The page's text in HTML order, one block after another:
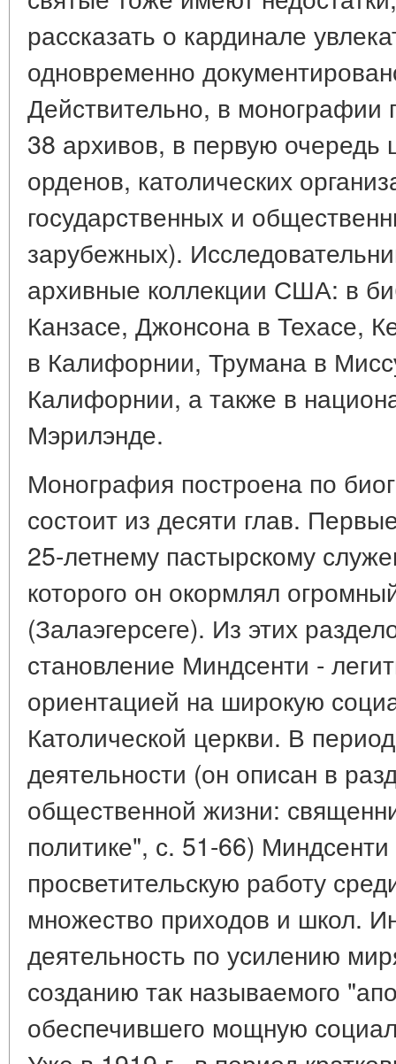
рассказать о кардинале
одновременно
Действительно, в
38 архивов, в первую очередь
орденов, католических
государственных и
зарубежных).
архивные коллекции США: в
Канзасе, Джонсона в Техасе,
в Калифорнии, Трумана в
Калифорнии, а также в
Мэрилэнде.
Монография построена по
состоит из десяти глав.
25-летнему пастырскому
которого он окормлял
(Залаэгерсеге). Из этих
становление Миндсенти -
ориентацией на широкую
Католической церкви. В
деятельности (он описан в
общественной жизни:
политике", с. 51-66)
просветительскую работу
множество приходов и школ.
деятельность по усилению
созданию так называемого
обеспечившего мощную